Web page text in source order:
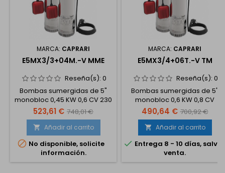
MARCA: CAPRARI
E5MX3/3+04M.-V MME
Reseña(s): 0
Bombas sumergidas de 5"
monobloc 0,45 KW 0,6 CV 230
V MONOFÁSICA 50 Hz. Versión
monofásica con
condensador externo,
versión manual. Incluye
cuadro eléctrico
523,61 € 748,01 €
 Añadir al carrito
 No disponible, solicite
información.
MARCA: CAPRARI
E5MX3/4+06T.-V TM
Reseña(s): 0
Bombas sumergidas de 5"
monobloc 0,6 KW 0,8 CV
230/400 V TRIFÁSICA 50 Hz.
Versión trifásica, versión
manual.
490,64 € 700,92 €
 Añadir al carrito
 Entrega 8 - 10 días, salvo
venta.